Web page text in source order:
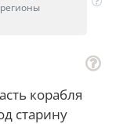
корабля
старину